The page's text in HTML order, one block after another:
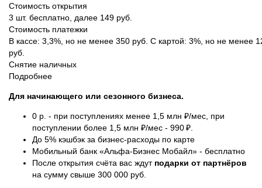
Стоимость открытия
3 шт. бесплатно, далее 149 руб.
Стоимость платежки
В кассе: 3,3%, но не менее 350 руб. С картой: 3%, но не менее
руб.
Снятие наличных
Подробнее
Для начинающего или сезонного бизнеса.
0 р. - при поступлениях менее 1,5 млн ₽/мес, при
поступлении более 1,5 млн ₽/мес - 990 ₽.
До 5% кэшбэк за бизнес-расходы по карте
Мобильный банк «Альфа-Бизнес Мобайл» - бесплатно
После открытия счёта вас ждут подарки от партнёров
на сумму свыше 300 000 руб.